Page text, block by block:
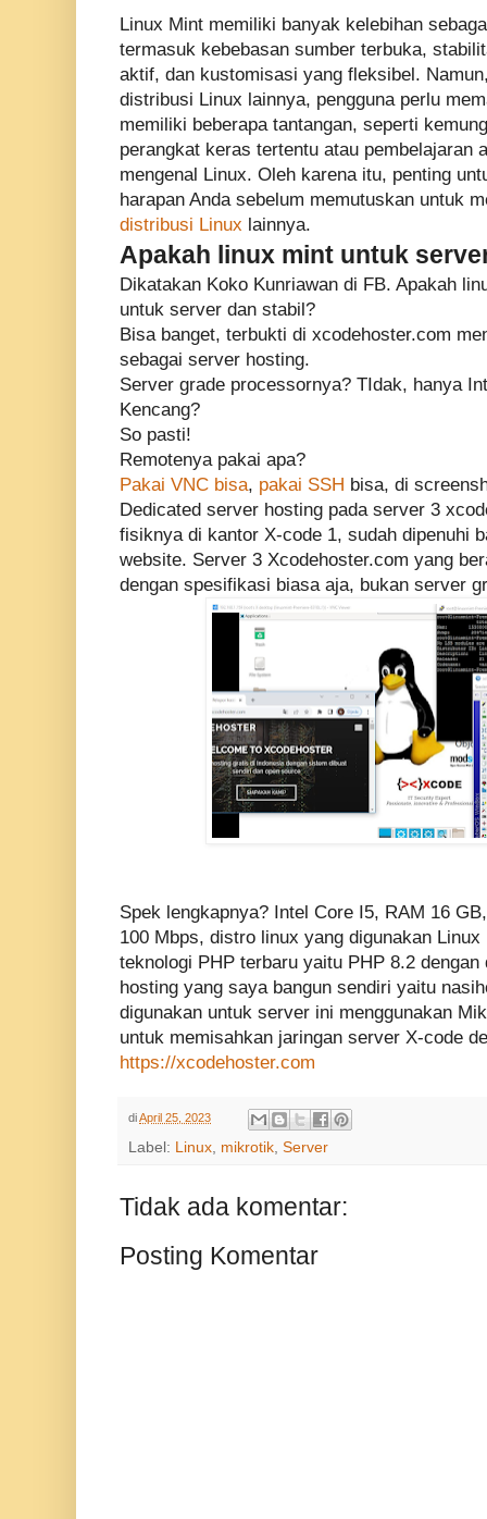
Linux Mint memiliki banyak kelebihan
termasuk kebebasan sumber terbuka,
aktif, dan kustomisasi yang fleksibel.
distribusi Linux lainnya, pengguna perlu
memiliki beberapa tantangan, seperti
perangkat keras tertentu atau pembelajaran
mengenal Linux. Oleh karena itu, penting
harapan Anda sebelum memutuskan untuk
distribusi Linux lainnya.
Apakah linux mint untuk
Dikatakan Koko Kunriawan di FB. Apakah
untuk server dan stabil?
Bisa banget, terbukti di xcodehoster.com
sebagai server hosting.
Server grade processornya? TIdak, hanya
Kencang?
So pasti!
Remotenya pakai apa?
Pakai VNC bisa, pakai SSH bisa, di
Dedicated server hosting pada server 3
fisiknya di kantor X-code 1, sudah dipenuhi
website. Server 3 Xcodehoster.com yang
dengan spesifikasi biasa aja, bukan server
Spek lengkapnya? Intel Core I5, RAM 16
100 Mbps, distro linux yang digunakan
teknologi PHP terbaru yaitu PHP 8.2
hosting yang saya bangun sendiri yaitu
digunakan untuk server ini menggunakan
untuk memisahkan jaringan server X-code
https://xcodehoster.com
diApril 25, 2023
Label: Linux mikrotik Server
Tidak ada komentar:
Posting Komentar